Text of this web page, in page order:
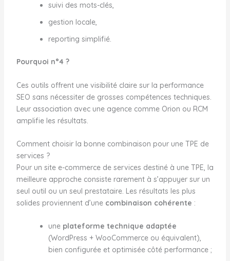
suivi des mots-clés,
gestion locale,
reporting simplifié.
Pourquoi n°4 ?
Ces outils offrent une visibilité claire sur la performance
SEO sans nécessiter de grosses compétences techniques.
Leur association avec une agence comme Orion ou RCM
amplifie les résultats.
Comment choisir la bonne combinaison pour une TPE de
services ?
Pour un site e-commerce de services destiné à une TPE, la
meilleure approche consiste rarement à s’appuyer sur un
seul outil ou un seul prestataire. Les résultats les plus
solides proviennent d’une combinaison cohérente :
une plateforme technique adaptée
(WordPress + WooCommerce ou équivalent),
bien configurée et optimisée côté performance ;